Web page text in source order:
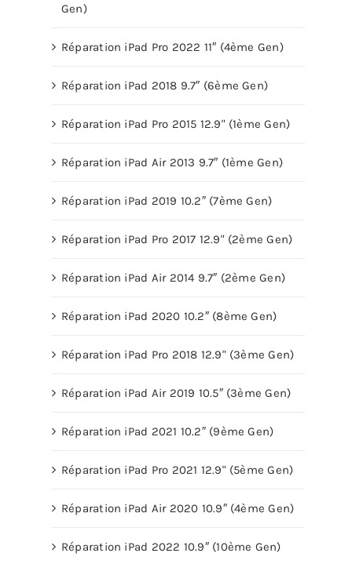
Gen)
Réparation iPad Pro 2022 11″ (4ème Gen)
Réparation iPad 2018 9.7″ (6ème Gen)
Réparation iPad Pro 2015 12.9" (1ème Gen)
Réparation iPad Air 2013 9.7″ (1ème Gen)
Réparation iPad 2019 10.2″ (7ème Gen)
Réparation iPad Pro 2017 12.9" (2ème Gen)
Réparation iPad Air 2014 9.7″ (2ème Gen)
Réparation iPad 2020 10.2″ (8ème Gen)
Réparation iPad Pro 2018 12.9" (3ème Gen)
Réparation iPad Air 2019 10.5″ (3ème Gen)
Réparation iPad 2021 10.2″ (9ème Gen)
Réparation iPad Pro 2021 12.9" (5ème Gen)
Réparation iPad Air 2020 10.9″ (4ème Gen)
Réparation iPad 2022 10.9″ (10ème Gen)